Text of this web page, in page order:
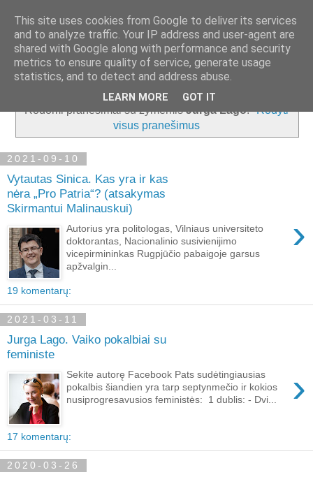
Rodomi pranešimai su žymėmisJurga Lago. Rodyti
visus pranešimus
2021-09-10
Vytautas Sinica. Kas yra ir kas
nėra „Pro Patria“? (atsakymas
Skirmantui Malinauskui)
›
Autorius yra politologas, Vilniaus universiteto
doktorantas, Nacionalinio susivienijimo
vicepirmininkas Rugpjūčio pabaigoje garsus
apžvalgin...
19 komentarų:
2021-03-11
Jurga Lago. Vaiko pokalbiai su
feministe
›
Sekite autorę Facebook Pats sudėtingiausias
pokalbis šiandien yra tarp septynmečio ir kokios
nusiprogresavusios feministės: 1 dublis: - Dvi...
17 komentarų:
2020-03-26
This site uses cookies from Google to deliver its services
and to analyze traffic. Your IP address and user-agent are
shared with Google along with performance and security
metrics to ensure quality of service, generate usage
statistics, and to detect and address abuse.
LEARN MORE GOT IT